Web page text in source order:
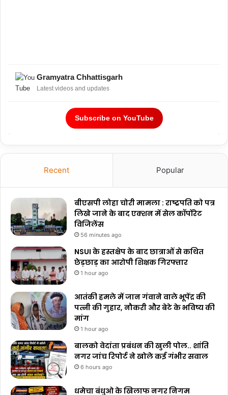
Gramyatra Chhattisgarh
Latest videos and updates
Subscribe on YouTube
Recent Popular
बीएसपी लोहा चोरी मामला : राष्ट्रपति को पत्र
लिखे जाने के बाद एक्शन में सेल कॉर्पोरेट
विजिलेंस
56 minutes ago
NSUI के हस्तक्षेप के बाद छात्राओं से कथित
छेड़छाड़ का आरोपी शिक्षक गिरफ्तार
1 hour ago
आतंकी हमले में जान गंवाने वाले भूपेंद्र की
पत्नी की गुहार, नौकरी और बेटे के भविष्य की
मांग
1 hour ago
बालको वेदांता प्रबंधन की खुली पोल.. शांति
नगर जांच रिपोर्ट ने खोले कई गंभीर सवाल
6 hours ago
धमेचा बंधुओ के खिलाफ नगर निगम